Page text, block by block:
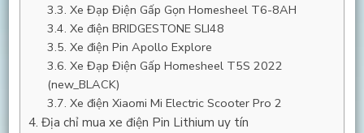
Xe Đạp Điện Gấp Gọn Homesheel T6-8AH
Xe điện BRIDGESTONE SLI48
Xe điện Pin Apollo Explore
Xe Đạp Điện Gấp Homesheel T5S 2022
(new_BLACK)
Xe điện Xiaomi Mi Electric Scooter Pro 2
Địa chỉ mua xe điện Pin Lithium uy tín